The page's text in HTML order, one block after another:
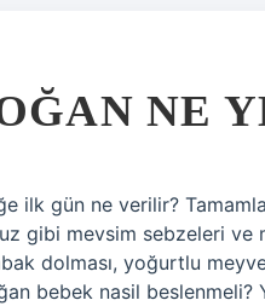
NE
ilk gün ne verilir?
gibi mevsim sebzeleri
dolması, yoğurtlu
bebek nasil beslenmeli?